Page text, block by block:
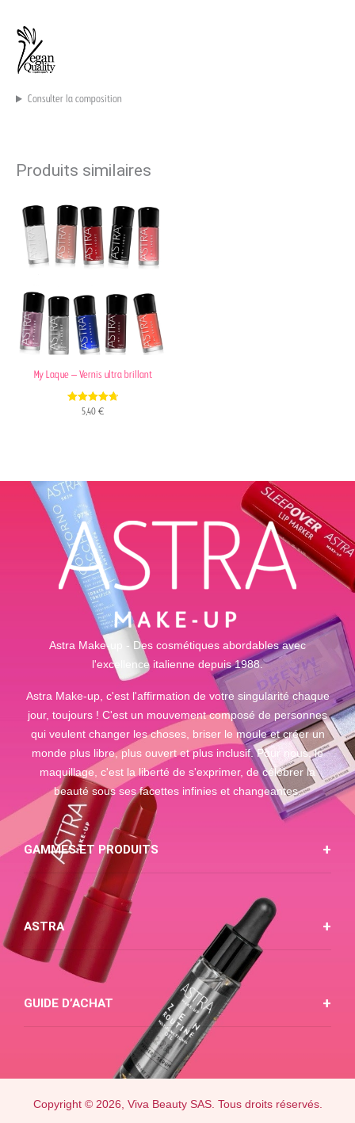
Consulter la composition
Produits similaires
My Laque – Vernis ultra brillant
4.76
5,40 €
Astra Make-up - Des cosmétiques abordables avec
l'excellence italienne depuis 1988.
Astra Make-up, c'est l'affirmation de votre singularité chaque
jour, toujours ! C'est un mouvement composé de personnes
qui veulent changer les choses, briser le moule et créer un
monde plus libre, plus ouvert et plus inclusif. Pour nous, le
maquillage, c'est la liberté de s'exprimer, de célébrer la
beauté sous ses facettes infinies et changeantes.
GAMMES ET PRODUITS
ASTRA
GUIDE D’ACHAT
Copyright © 2026, Viva Beauty SAS. Tous droits réservés.